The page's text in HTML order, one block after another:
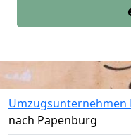
Umzugsunternehmen
nach Papenburg